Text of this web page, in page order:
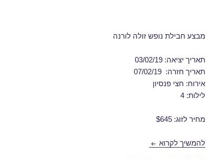
מבצע חבילת נופש זולה לורנה
תאריך יציאה: 03/02/19
תאריך חזרה: 07/02/19
אירוח: חצי פנסיון
לילות: 4
מחיר לזוג: $645
להמשיך לקרוא חבילות נופש לורנה בפברואר 03/02/2019